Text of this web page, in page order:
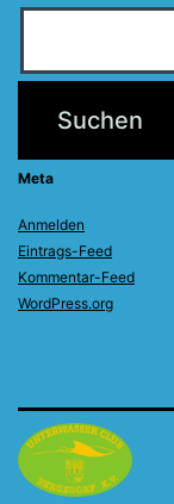
Meta
Anmelden
Eintrags-Feed
Kommentar-Feed
WordPress.org